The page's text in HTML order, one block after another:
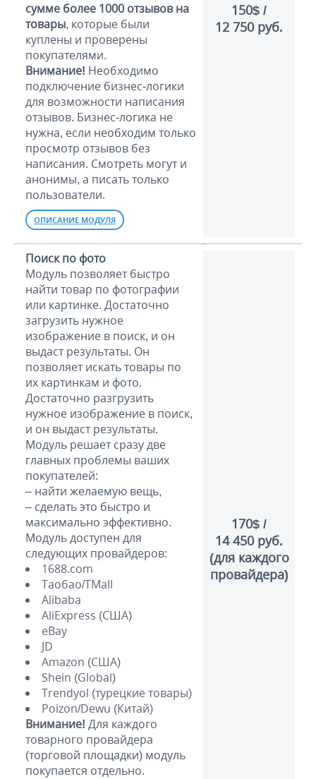
сумме более 1000 отзывов на
товары, которые были
куплены и проверены
покупателями.
Внимание! Необходимо
подключение бизнес-логики
для возможности написания
отзывов. Бизнес-логика не
нужна, если необходим только
просмотр отзывов без
написания. Смотреть могут и
анонимы, а писать только
пользователи.
ОПИСАНИЕ МОДУЛЯ
150$ /
12 750 руб.
Поиск по фото
Модуль позволяет быстро
найти товар по фотографии
или картинке. Достаточно
загрузить нужное
изображение в поиск, и он
выдаст результаты. Он
позволяет искать товары по
их картинкам и фото.
Достаточно разгрузить
нужное изображение в поиск,
и он выдаст результаты.
Модуль решает сразу две
главных проблемы ваших
покупателей:
– найти желаемую вещь,
– сделать это быстро и
максимально эффективно.
Модуль доступен для
следующих провайдеров:
1688.com
Таобао/TMall
Alibaba
AliExpress (США)
eBay
JD
Amazon (США)
Shein (Global)
Trendyol (турецкие товары)
Poizon/Dewu (Китай)
Внимание! Для каждого
товарного провайдера
(торговой площадки) модуль
покупается отдельно.
170$ /
14 450 руб.
(для каждого
провайдера)